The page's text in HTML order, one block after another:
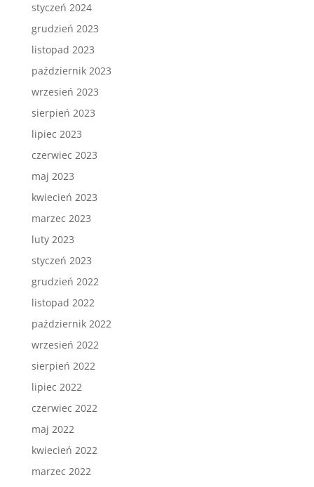
styczeń 2024
grudzień 2023
listopad 2023
październik 2023
wrzesień 2023
sierpień 2023
lipiec 2023
czerwiec 2023
maj 2023
kwiecień 2023
marzec 2023
luty 2023
styczeń 2023
grudzień 2022
listopad 2022
październik 2022
wrzesień 2022
sierpień 2022
lipiec 2022
czerwiec 2022
maj 2022
kwiecień 2022
marzec 2022